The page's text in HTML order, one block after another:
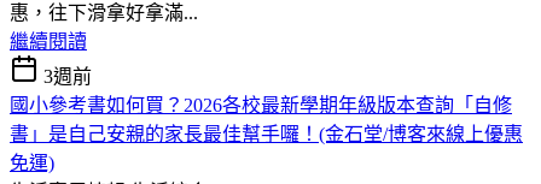
惠，往下滑拿好拿滿...
繼續閱讀
3週前
國小參考書如何買？2026各校最新學期年級版本查詢「自修
書」是自己安親的家長最佳幫手囉！(金石堂/博客來線上優惠
免運)